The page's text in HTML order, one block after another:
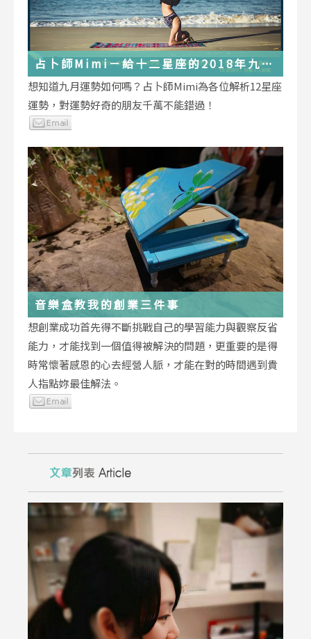
占卜師Mimi－給十二星座的2018年九月
運勢小叮嚀
想知道九月運勢如何嗎？占卜師Mimi為各位解析12星座
運勢，對運勢好奇的朋友千萬不能錯過！
音樂盒教我的創業三件事
想創業成功首先得不斷挑戰自己的學習能力與觀察反省
能力，才能找到一個值得被解決的問題，更重要的是得
時常懷著感恩的心去經營人脈，才能在對的時間遇到貴
人指點妳最佳解法。